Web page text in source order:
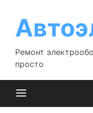
содержимому
Ремонт
просто